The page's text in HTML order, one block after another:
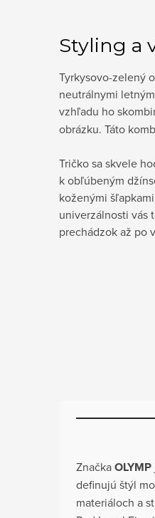
Styling a
Tyrkysovo-zelený
neutrálnymi
vzhľadu ho
obrázku. Táto
Tričko sa skvele
k obľúbeným
koženými
univerzálnosti vás
prechádzok až po
ZnačkaOLYMP
definujú štýl
materiáloch a